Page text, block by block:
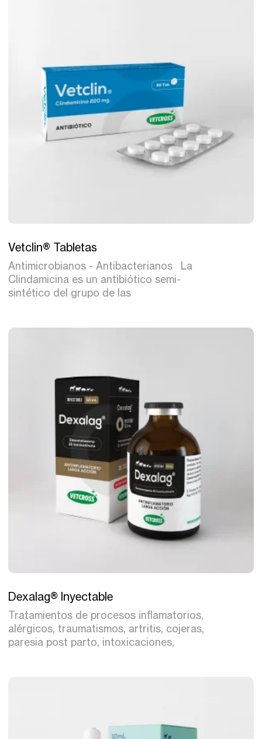
Tratamiento
Vetclin® Tabletas
Antimicrobianos - Antibacterianos La
Clindamicina es un antibiótico semi-
sintético del grupo de las
Tratamiento
Dexalag® Inyectable
Tratamientos de procesos inflamatorios,
alérgicos, traumatismos, artritis, cojeras,
paresia post parto, intoxicaciones,